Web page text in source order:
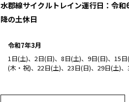
水郡線サイクルトレイン運行日：令
降の土休日
令和7年3月
1日(土)、2日(日)、8日(土)、9日(日)、15
(木・祝)、22日(土)、23日(日)、29日(土)、